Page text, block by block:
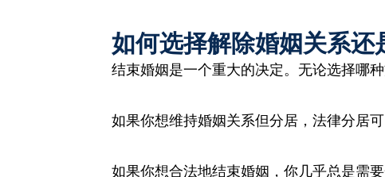
如何选择解除婚姻关系还
结束婚姻是一个重大的决定。无论选择哪
如果你想维持婚姻关系但分居，法律分居
如果你想合法地结束婚姻，你几乎总是需